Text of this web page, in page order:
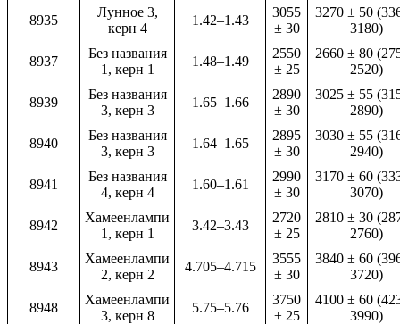
8935
Лунное 3,
керн 4
1.42–1.43
3055
± 30
3270 ± 50
3180)
8937
Без названия
1, керн 1
1.48–1.49
2550
± 25
2660 ± 80
2520)
8939
Без названия
3, керн 3
1.65–1.66
2890
± 30
3025 ± 55
2890)
8940
Без названия
3, керн 3
1.64–1.65
2895
± 30
3030 ± 55
2940)
8941
Без названия
4, керн 4
1.60–1.61
2990
± 30
3170 ± 60
3070)
8942
Хамеенлампи
1, керн 1
3.42–3.43
2720
± 25
2810 ± 30
2760)
8943
Хамеенлампи
2, керн 2
4.705–4.715
3555
± 30
3840 ± 60
3720)
8948
Хамеенлампи
3, керн 8
5.75–5.76
3750
± 25
4100 ± 60
3990)